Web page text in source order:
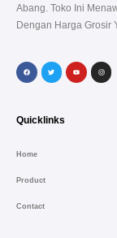
Abang. Toko Ini
Dengan Harga Grosir
Quicklinks
Home
Product
Contact